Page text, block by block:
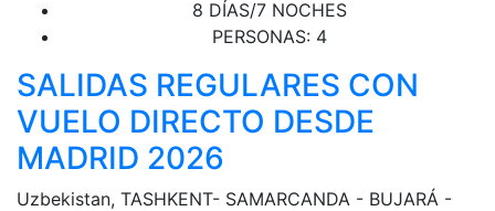
8 DÍAS/7 NOCHES
PERSONAS: 4
SALIDAS REGULARES CON
VUELO DIRECTO DESDE
MADRID 2026
Uzbekistan, TASHKENT- SAMARCANDA - BUJARÁ -